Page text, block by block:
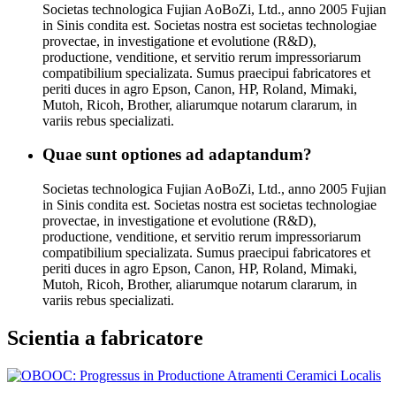
Societas technologica Fujian AoBoZi, Ltd., anno 2005 Fujian
in Sinis condita est. Societas nostra est societas technologiae
provectae, in investigatione et evolutione (R&D),
productione, venditione, et servitio rerum impressoriarum
compatibilium specializata. Sumus praecipui fabricatores et
periti duces in agro Epson, Canon, HP, Roland, Mimaki,
Mutoh, Ricoh, Brother, aliarumque notarum clararum, in
variis rebus specializati.
Quae sunt optiones ad adaptandum?
Societas technologica Fujian AoBoZi, Ltd., anno 2005 Fujian
in Sinis condita est. Societas nostra est societas technologiae
provectae, in investigatione et evolutione (R&D),
productione, venditione, et servitio rerum impressoriarum
compatibilium specializata. Sumus praecipui fabricatores et
periti duces in agro Epson, Canon, HP, Roland, Mimaki,
Mutoh, Ricoh, Brother, aliarumque notarum clararum, in
variis rebus specializati.
Scientia a fabricatore